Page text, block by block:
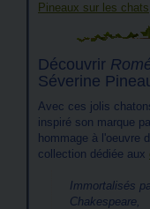
Pineaux sur les chats
Découvrir
Séverine
Avec ces jolis
inspiré son marque
hommage à l'oeuvre
collection dédiée aux
Immortalisés